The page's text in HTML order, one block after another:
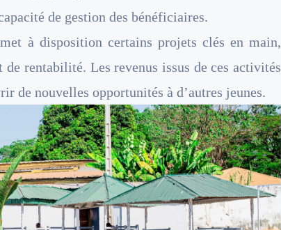
de gestion des bénéficiaires.
à disposition certains projets clés en main,
de rentabilité. Les revenus issus de ces activités
de nouvelles opportunités à d’autres jeunes.